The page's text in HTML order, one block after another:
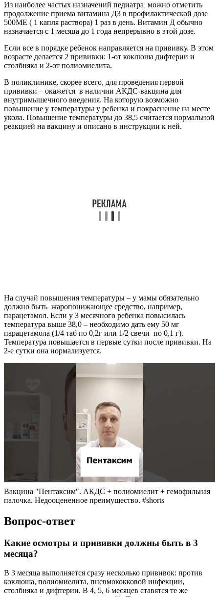
Из наиболее частых назначений педиатра можно отметить
продолжение приема витамина Д3 в профилактической дозе
500МЕ ( 1 капля раствора) 1 раз в день. Витамин Д обычно
назначается с 1 месяца до 1 года непрерывно в этой дозе.
Если все в порядке ребенок направляется на прививку. В этом
возрасте делается 2 прививки: 1-от коклюша дифтерии и
столбняка и 2-от полиомиелита.
В поликлинике, скорее всего, для проведения первой
прививки – окажется в наличии АКДС-вакцина для
внутримышечного введения. На которую возможно
повышение у температуры у ребенка и покраснение на месте
укола. Повышение температуры до 38,5 считается нормальной
реакцией на вакцину и описано в инструкции к ней.
На случай повышения температуры – у мамы обязательно
должно быть жаропонижающее средство, например,
парацетамол. Если у 3 месячного ребенка повысилась
температура выше 38,0 – необходимо дать ему 50 мг
парацетамола (1/4 таб по 0,2г или 1/2 свечи по 0,1 г).
Температура повышается в первые сутки после прививки. На
2-е сутки она нормализуется.
Вакцина "Пентаксим". АКДС + полиомиелит + гемофильная
палочка. Недооцененное преимущество. #shorts
Вопрос-ответ
Какие осмотры и прививки должны быть в 3
месяца?
В 3 месяца выполняется сразу несколько прививок: против
коклюша, полиомиелита, пневмококковой инфекции,
столбняка и дифтерии. В 4, 5, 6 месяцев ставятся те же